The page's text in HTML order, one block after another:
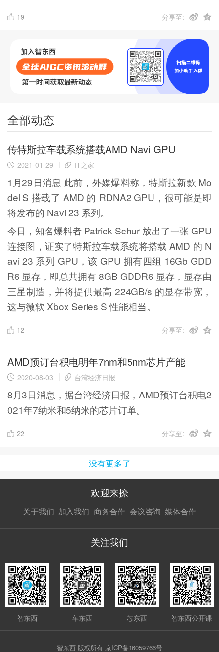
19 分享至:
全部动态
传特斯拉车载系统搭载AMD Navi GPU
2021-01-29 IT之家
1月29日消息 此前，外媒爆料称，特斯拉新款 Mo
del S 搭载了 AMD 的 RDNA2 GPU，很可能是即
将发布的 Navi 23 系列。
今日，知名爆料者 Patrick Schur 放出了一张 GPU
连接图，证实了特斯拉车载系统将搭载 AMD 的 N
avi 23 系列 GPU，该 GPU 拥有四组 16Gb GDD
R6 显存，即总共拥有 8GB GDDR6 显存，显存由
三星制造，并将提供最高 224GB/s 的显存带宽，
这与微软 Xbox Series S 性能相当。
12 分享至:
AMD预订台积电明年7nm和5nm芯片产能
2020-08-03 台湾经济日报
8月3日消息，据台湾经济日报，AMD预订台积电2
021年7纳米和5纳米的芯片订单。
22 分享至:
没有更多了
欢迎来撩
关于我们 加入我们
接扔简历
商务合作
接开聊
会议咨询 媒体合作
接开聊
关注我们
智东西 车东西 芯东西 智东西公开课
智东西 版权所有 京ICP备16059766号